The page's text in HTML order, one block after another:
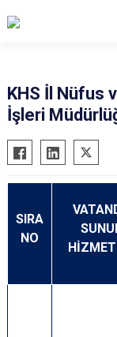
KHS İl Nüfus
İşleri
SIRA
NO